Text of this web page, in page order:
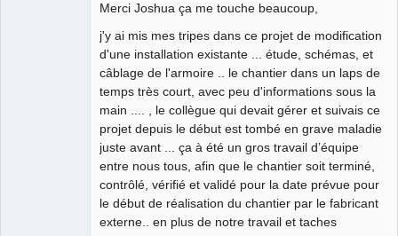
Merci Joshua ça me touche beaucoup,
j'y ai mis mes tripes dans ce projet de modification
d'une installation existante ... étude, schémas, et
câblage de l'armoire .. le chantier dans un laps de
temps très court, avec peu d'informations sous la
main .... , le collègue qui devait gérer et suivais ce
projet depuis le début est tombé en grave maladie
juste avant ... ça à été un gros travail d’équipe
entre nous tous, afin que le chantier soit terminé,
contrôlé, vérifié et validé pour la date prévue pour
le début de réalisation du chantier par le fabricant
externe.. en plus de notre travail et taches